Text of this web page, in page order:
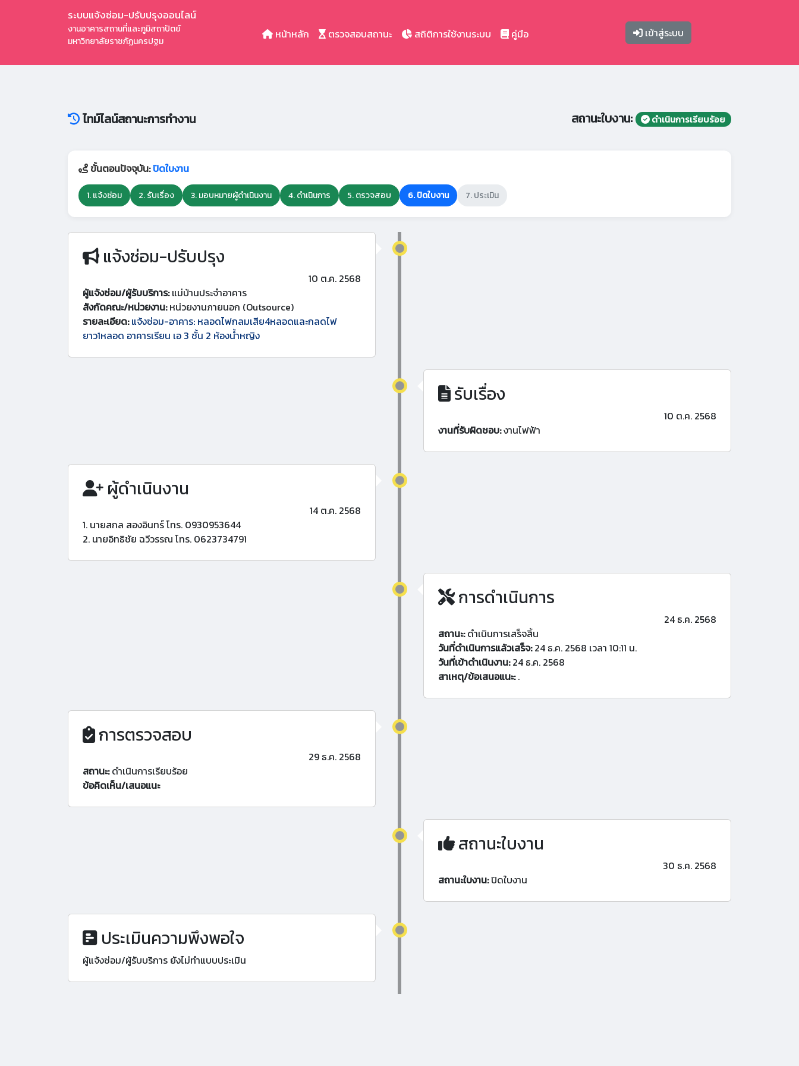
ระบบแจ้งซ่อม-ปรับปรุงออนไลน์
งานอาคารสถานที่และภูมิสถาปัตย์
มหาวิทยาลัยราชภัฏนครปฐม
หน้าหลัก ตรวจสอบสถานะ สถิติการใช้งานระบบ คู่มือ เข้าสู่ระบบ
ไทม์ไลน์สถานะการทำงาน สถานะใบงาน: ดำเนินการเรียบร้อย
ขั้นตอนปัจจุบัน:ปิดใบงาน
1. แจ้งซ่อม 2. รับเรื่อง 3. มอบหมายผู้ดำเนินงาน 4. ดำเนินการ 5. ตรวจสอบ 6. ปิดใบงาน 7. ประเมิน
แจ้งซ่อม-ปรับปรุง
10 ต.ค. 2568
ผู้แจ้งซ่อม/ผู้รับบริการ:แม่บ้านประจำอาคาร
สังกัดคณะ/หน่วยงาน:หน่วยงานภายนอก (Outsource)
รายละเอียด: แจ้งซ่อม-อาคาร: หลอดไฟกลมเสีย4หลอดและกลดไฟ
ยาว1หลอด อาคารเรียน เอ 3 ชั้น 2 ห้องน้ำหญิง
รับเรื่อง
10 ต.ค. 2568
งานที่รับผิดชอบ:งานไฟฟ้า
ผู้ดำเนินงาน
14 ต.ค. 2568
1. นายสกล สองอินทร์ โทร. 0930953644
2. นายอิทธิชัย ฉวีวรรณ โทร. 0623734791
การดำเนินการ
24 ธ.ค. 2568
สถานะ:ดำเนินการเสร็จสิ้น
วันที่ดำเนินการแล้วเสร็จ:24 ธ.ค. 2568 เวลา 10:11 น.
วันที่เข้าดำเนินงาน:24 ธ.ค. 2568
สาเหตุ/ข้อเสนอแนะ:.
การตรวจสอบ
29 ธ.ค. 2568
สถานะ:ดำเนินการเรียบร้อย
ข้อคิดเห็น/เสนอแนะ
สถานะใบงาน
30 ธ.ค. 2568
สถานะใบงาน:ปิดใบงาน
ประเมินความพึงพอใจ
ผู้แจ้งซ่อม/ผู้รับบริการ ยังไม่ทำแบบประเมิน